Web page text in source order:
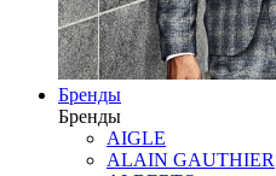
Бренды
Бренды
AIGLE
ALAIN GAUTHIER